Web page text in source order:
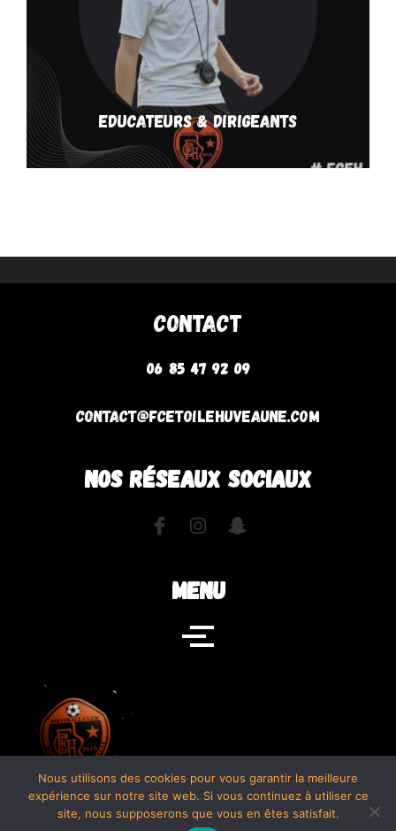
Educateurs & Dirigeants
Contact
06 85 47 92 09
contact@fcetoilehuveaune.com
NOS RÉSEAUX SOCIAUX
MENU
Nous utilisons des cookies pour vous garantir la meilleure
expérience sur notre site web. Si vous continuez à utiliser ce
site, nous supposerons que vous en êtes satisfait.